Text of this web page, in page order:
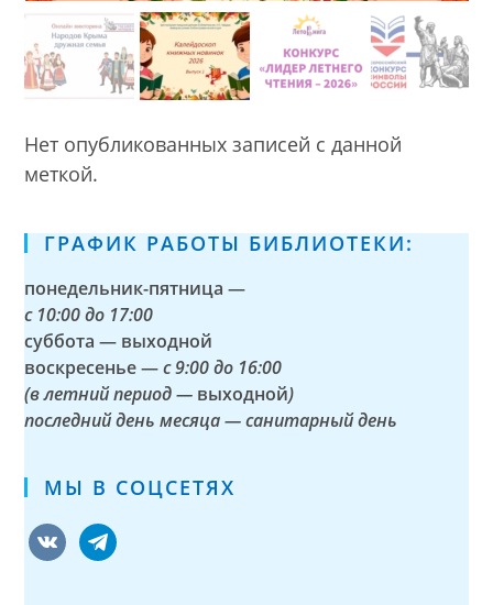
Нет опубликованных записей с данной
меткой.
ГРАФИК РАБОТЫ БИБЛИОТЕКИ:
понедельник-пятница —
с 10:00 до 17:00
суббота — выходной
воскресенье —с 9:00 до 16:00
(в летний период — выходной)
последний день месяца — санитарный день
МЫ В СОЦСЕТЯХ
vkontaktetelegram